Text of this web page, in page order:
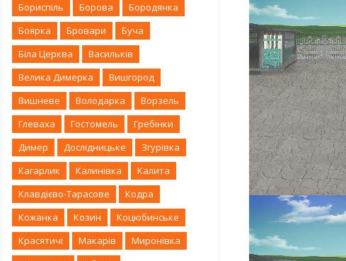
Бориспіль
Борова
Бородянка
Боярка
Бровари
Буча
Біла Церква
Васильків
Велика Димерка
Вишгород
Вишневе
Володарка
Ворзель
Глеваха
Гостомель
Гребінки
Димер
Дослідницьке
Згурівка
Кагарлик
Калинівка
Калита
Клавдієво-Тарасове
Кодра
Кожанка
Козин
Коцюбинське
Красятичі
Макарів
Миронівка